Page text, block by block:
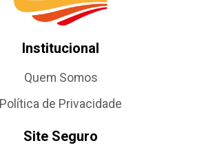
Institucional
Quem Somos
Política de Privacidade
Site Seguro